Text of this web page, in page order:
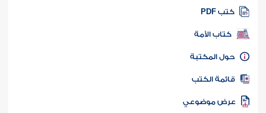
كتب PDF
كتاب الأمة
المكتبة
الكتب